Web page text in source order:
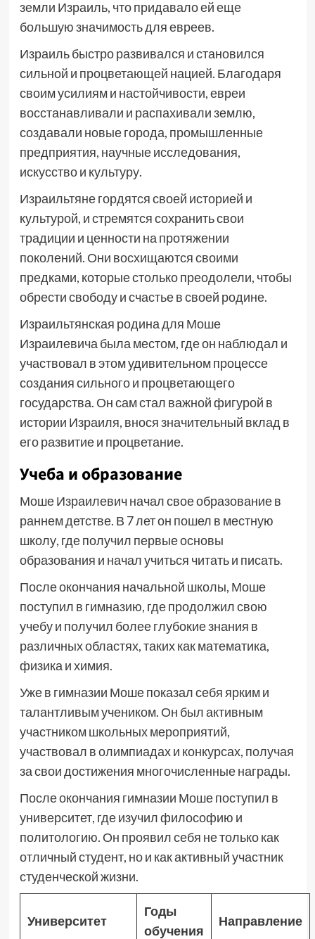
земли Израиль, что придавало ей еще
большую значимость для евреев.
Израиль быстро развивался и становился
сильной и процветающей нацией. Благодаря
своим усилиям и настойчивости, евреи
восстанавливали и распахивали землю,
создавали новые города, промышленные
предприятия, научные исследования,
искусство и культуру.
Израильтяне гордятся своей историей и
культурой, и стремятся сохранить свои
традиции и ценности на протяжении
поколений. Они восхищаются своими
предками, которые столько преодолели, чтобы
обрести свободу и счастье в своей родине.
Израильтянская родина для Моше
Израилевича была местом, где он наблюдал и
участвовал в этом удивительном процессе
создания сильного и процветающего
государства. Он сам стал важной фигурой в
истории Израиля, внося значительный вклад в
его развитие и процветание.
Учеба и образование
Моше Израилевич начал свое образование в
раннем детстве. В 7 лет он пошел в местную
школу, где получил первые основы
образования и начал учиться читать и писать.
После окончания начальной школы, Моше
поступил в гимназию, где продолжил свою
учебу и получил более глубокие знания в
различных областях, таких как математика,
физика и химия.
Уже в гимназии Моше показал себя ярким и
талантливым учеником. Он был активным
участником школьных мероприятий,
участвовал в олимпиадах и конкурсах, получая
за свои достижения многочисленные награды.
После окончания гимназии Моше поступил в
университет, где изучил философию и
политологию. Он проявил себя не только как
отличный студент, но и как активный участник
студенческой жизни.
Университет
Годы
обучения
Направление